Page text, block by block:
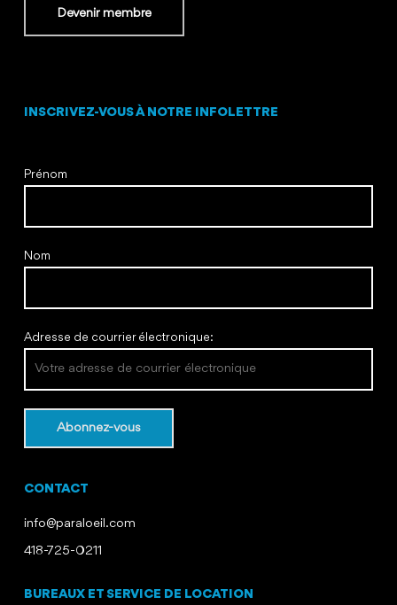
Devenir membre
INSCRIVEZ-VOUS À NOTRE INFOLETTRE
Prénom
Nom
Adresse de courrier électronique:
CONTACT
info@paraloeil.com
418-725-0211
BUREAUX ET SERVICE DE LOCATION